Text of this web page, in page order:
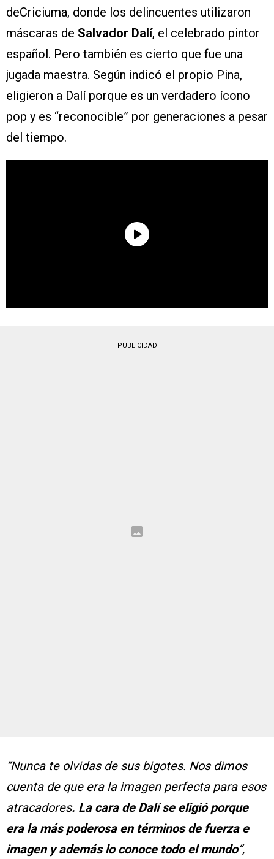
deCriciuma, donde los delincuentes utilizaron
máscaras de Salvador Dalí, el celebrado pintor
español. Pero también es cierto que fue una
jugada maestra. Según indicó el propio Pina,
eligieron a Dalí porque es un verdadero ícono
pop y es “reconocible” por generaciones a pesar
del tiempo.
PUBLICIDAD
“Nunca te olvidas de sus bigotes. Nos dimos
cuenta de que era la imagen perfecta para esos
atracadores. La cara de Dalí se eligió porque
era la más poderosa en términos de fuerza e
imagen y además lo conoce todo el mundo“,